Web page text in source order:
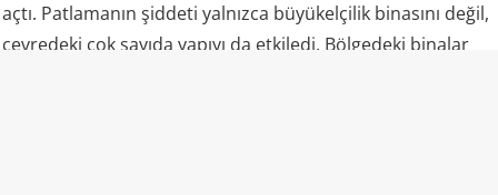
açtı. Patlamanın şiddeti yalnızca büyükelçilik binasını değil,
çevredeki çok sayıda yapıyı da etkiledi. Bölgedeki binalar